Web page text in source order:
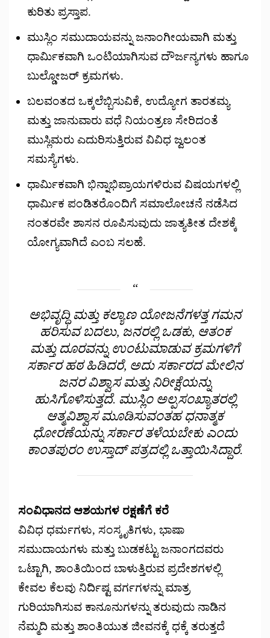
ಕುರಿತು ಪ್ರಸ್ತಾಪ.
ಮುಸ್ಲಿಂ ಸಮುದಾಯವನ್ನು ಜನಾಂಗೀಯವಾಗಿ ಮತ್ತು
ಧಾರ್ಮಿಕವಾಗಿ ಒಂಟಿಯಾಗಿಸುವ ದೌರ್ಜನ್ಯಗಳು ಹಾಗೂ
ಬುಲ್ಡೋಜರ್ ಕ್ರಮಗಳು.
ಬಲವಂತದ ಒಕ್ಕಲೆಬ್ಬಿಸುವಿಕೆ, ಉದ್ಯೋಗ ತಾರತಮ್ಯ
ಮತ್ತು ಜಾನುವಾರು ವಧೆ ನಿಯಂತ್ರಣ ಸೇರಿದಂತೆ
ಮುಸ್ಲಿಮರು ಎದುರಿಸುತ್ತಿರುವ ವಿವಿಧ ಜ್ವಲಂತ
ಸಮಸ್ಯೆಗಳು.
ಧಾರ್ಮಿಕವಾಗಿ ಭಿನ್ನಾಭಿಪ್ರಾಯಗಳಿರುವ ವಿಷಯಗಳಲ್ಲಿ
ಧಾರ್ಮಿಕ ಪಂಡಿತರೊಂದಿಗೆ ಸಮಾಲೋಚನೆ ನಡೆಸಿದ
ನಂತರವೇ ಶಾಸನ ರೂಪಿಸುವುದು ಜಾತ್ಯತೀತ ದೇಶಕ್ಕೆ
ಯೋಗ್ಯವಾಗಿದೆ ಎಂಬ ಸಲಹೆ.
ಅಭಿವೃದ್ಧಿ ಮತ್ತು ಕಲ್ಯಾಣ ಯೋಜನೆಗಳತ್ತ ಗಮನ
ಹರಿಸುವ ಬದಲು, ಜನರಲ್ಲಿ ಒಡಕು, ಆತಂಕ
ಮತ್ತು ದೂರವನ್ನು ಉಂಟುಮಾಡುವ ಕ್ರಮಗಳಿಗೆ
ಸರ್ಕಾರ ಹಠ ಹಿಡಿದರೆ, ಅದು ಸರ್ಕಾರದ ಮೇಲಿನ
ಜನರ ವಿಶ್ವಾಸ ಮತ್ತು ನಿರೀಕ್ಷೆಯನ್ನು
ಹುಸಿಗೊಳಿಸುತ್ತದೆ. ಮುಸ್ಲಿಂ ಅಲ್ಪಸಂಖ್ಯಾತರಲ್ಲಿ
ಆತ್ಮವಿಶ್ವಾಸ ಮೂಡಿಸುವಂತಹ ಧನಾತ್ಮಕ
ಧೋರಣೆಯನ್ನು ಸರ್ಕಾರ ತಳೆಯಬೇಕು ಎಂದು
ಕಾಂತಪುರಂ ಉಸ್ತಾದ್ ಪತ್ರದಲ್ಲಿ ಒತ್ತಾಯಿಸಿದ್ದಾರೆ.
ಸಂವಿಧಾನದ ಆಶಯಗಳ ರಕ್ಷಣೆಗೆ ಕರೆ
ವಿವಿಧ ಧರ್ಮಗಳು, ಸಂಸ್ಕೃತಿಗಳು, ಭಾಷಾ
ಸಮುದಾಯಗಳು ಮತ್ತು ಬುಡಕಟ್ಟು ಜನಾಂಗದವರು
ಒಟ್ಟಾಗಿ, ಶಾಂತಿಯಿಂದ ಬಾಳುತ್ತಿರುವ ಪ್ರದೇಶಗಳಲ್ಲಿ
ಕೇವಲ ಕೆಲವು ನಿರ್ದಿಷ್ಟ ವರ್ಗಗಳನ್ನು ಮಾತ್ರ
ಗುರಿಯಾಗಿಸುವ ಕಾನೂನುಗಳನ್ನು ತರುವುದು ನಾಡಿನ
ನೆಮ್ಮದಿ ಮತ್ತು ಶಾಂತಿಯುತ ಜೀವನಕ್ಕೆ ಧಕ್ಕೆ ತರುತ್ತದೆ